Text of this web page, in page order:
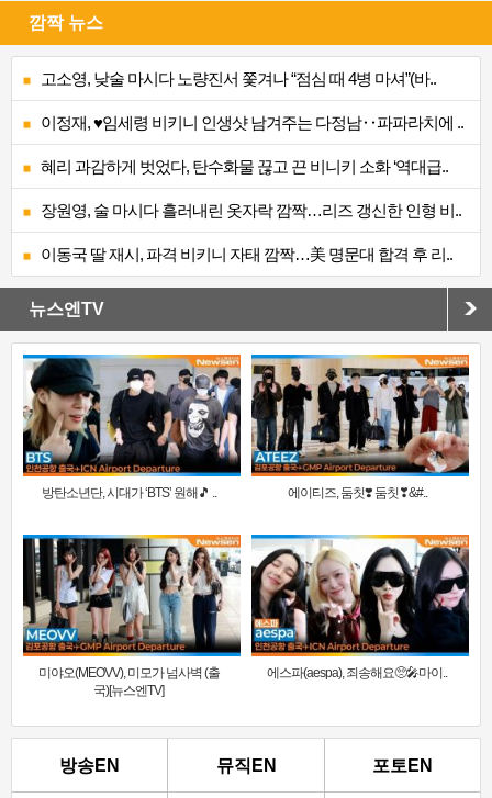
깜짝 뉴스
고소영, 낮술 마시다 노량진서 쫓겨나 “점심 때 4병 마셔”(바..
이정재, ♥임세령 비키니 인생샷 남겨주는 다정남‥파파라치에 ..
혜리 과감하게 벗었다, 탄수화물 끊고 끈 비니키 소화 ‘역대급..
장원영, 술 마시다 흘러내린 옷자락 깜짝…리즈 갱신한 인형 비..
이동국 딸 재시, 파격 비키니 자태 깜짝…美 명문대 합격 후 리..
뉴스엔TV
방탄소년단, 시대가 ‘BTS’ 원해🎵 .. 에이티즈, 둠칫❣️ 둠칫❣&#..
미야오(MEOVV), 미모가 넘사벽 (출
국)[뉴스엔TV]
에스파(aespa), 죄송해요🥺🎤마이..
방송EN 뮤직EN 포토EN